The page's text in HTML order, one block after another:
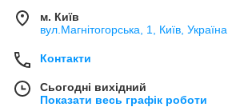
м. Київ
вул.Магнітогорська, 1, Київ, Україна
Контакти
Сьогодні вихідний
Показати весь графік роботи